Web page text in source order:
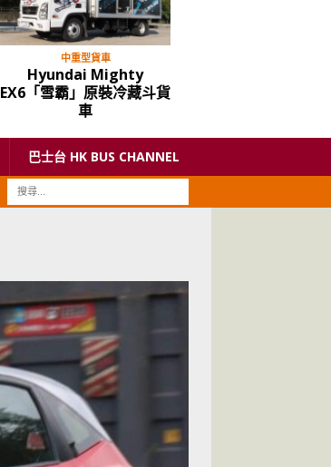
中重型貨車
Hyundai Mighty
EX6「雪霸」原裝冷藏斗貨
車
巴士台 HK BUS CHANNEL